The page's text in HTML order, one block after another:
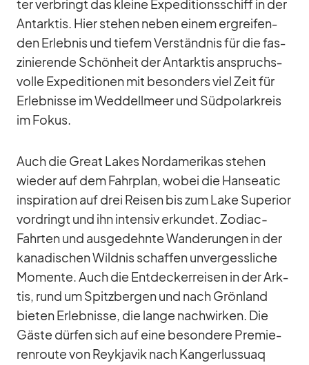
ter ver­bringt das kleine Ex­pe­di­ti­ons­schiff in der
Ant­ark­tis. Hier ste­hen ne­ben ei­nem er­grei­fen­
den Er­leb­nis und tie­fem Ver­ständ­nis für die fas­
zi­nie­rende Schön­heit der Ant­ark­tis an­spruchs­
volle Ex­pe­di­tio­nen mit be­son­ders viel Zeit für
Er­leb­nisse im Wed­dell­meer und Süd­po­lar­kreis
im Fo­kus.
Auch die Great Lakes Nord­ame­ri­kas ste­hen
wie­der auf dem Fahr­plan, wo­bei die Han­sea­tic
in­spi­ra­tion auf drei Rei­sen bis zum Lake Su­pe­rior
vor­dringt und ihn in­ten­siv er­kun­det. Zo­diac-
Fahr­ten und aus­ge­dehnte Wan­de­run­gen in der
ka­na­di­schen Wild­nis schaf­fen un­ver­gess­li­che
Mo­mente. Auch die Ent­de­cker­rei­sen in der Ark­
tis, rund um Spitz­ber­gen und nach Grön­land
bie­ten Er­leb­nisse, die lange nach­wir­ken. Die
Gäste dür­fen sich auf eine be­son­dere Pre­mie­
ren­route von Reykja­vik nach Kan­ger­lus­suaq